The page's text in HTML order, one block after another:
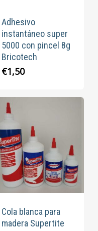
Adhesivo
instantáneo super
5000 con pincel 8g
Bricotech
€1,50
Cola blanca para
madera Supertite